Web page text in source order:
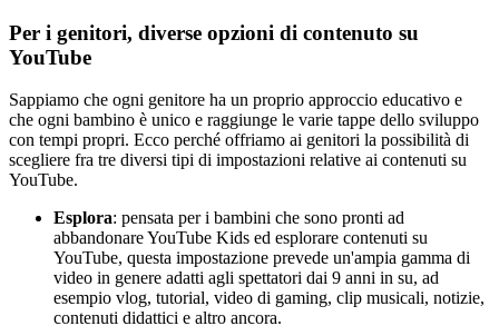
Per i genitori, diverse opzioni di contenuto su
YouTube
Sappiamo che ogni genitore ha un proprio approccio educativo e
che ogni bambino è unico e raggiunge le varie tappe dello sviluppo
con tempi propri. Ecco perché offriamo ai genitori la possibilità di
scegliere fra tre diversi tipi di impostazioni relative ai contenuti su
YouTube.
Esplora: pensata per i bambini che sono pronti ad
abbandonare YouTube Kids ed esplorare contenuti su
YouTube, questa impostazione prevede un'ampia gamma di
video in genere adatti agli spettatori dai 9 anni in su, ad
esempio vlog, tutorial, video di gaming, clip musicali, notizie,
contenuti didattici e altro ancora.